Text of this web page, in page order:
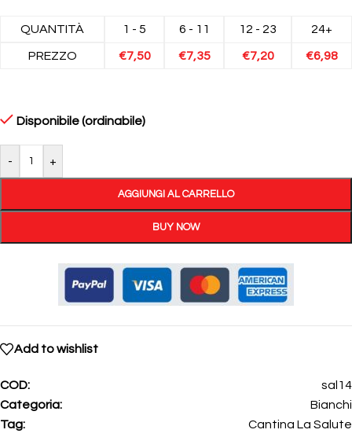
QUANTITÀ 1 - 5 6 - 11 12 - 23 24+
PREZZO €7,50 €7,35 €7,20 €6,98
Disponibile (ordinabile)
- +
AGGIUNGI AL CARRELLO
BUY NOW
Add to wishlist
COD:
sal14
Categoria:
Bianchi
Tag:
Cantina La Salute